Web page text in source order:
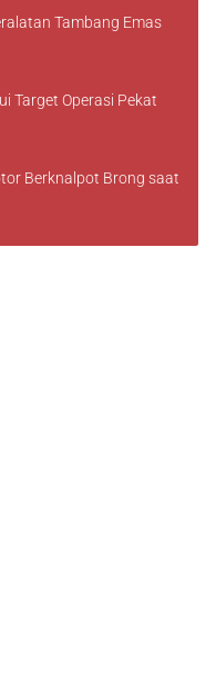
Tambang Emas
Target Operasi Pekat
Berknalpot Brong saat